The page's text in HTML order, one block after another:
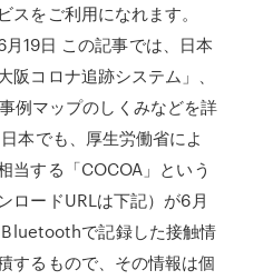
スをご利用になれます。
19日 この記事では、日本
阪コロナ追跡システム」、
例マップのしくみなどを詳
本でも、厚生労働省によ
当する「COCOA」という
ロードURLは下記）が6月
で記録した接触情
するもので、その情報は個